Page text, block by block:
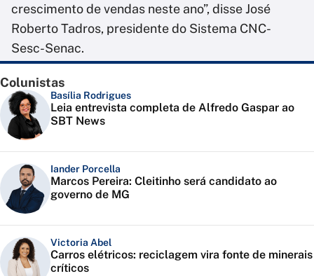
crescimento de vendas neste ano”, disse José
Roberto Tadros, presidente do Sistema CNC-
Sesc-Senac.
Colunistas
Basília Rodrigues
Leia entrevista completa de Alfredo Gaspar ao
SBT News
Iander Porcella
Marcos Pereira: Cleitinho será candidato ao
governo de MG
Victoria Abel
Carros elétricos: reciclagem vira fonte de minerais
críticos